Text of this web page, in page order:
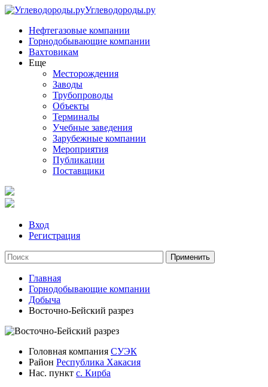
Углеводороды.ру
Нефтегазовые компании
Горнодобывающие компании
Вахтовикам
Еще
Месторождения
Заводы
Трубопроводы
Объекты
Терминалы
Учебные заведения
Зарубежные компании
Мероприятия
Публикации
Поставщики
Вход
Регистрация
Главная
Горнодобывающие компании
Добыча
Восточно-Бейский разрез
Головная компания СУЭК
Район Республика Хакасия
Нас. пункт с. Кирба